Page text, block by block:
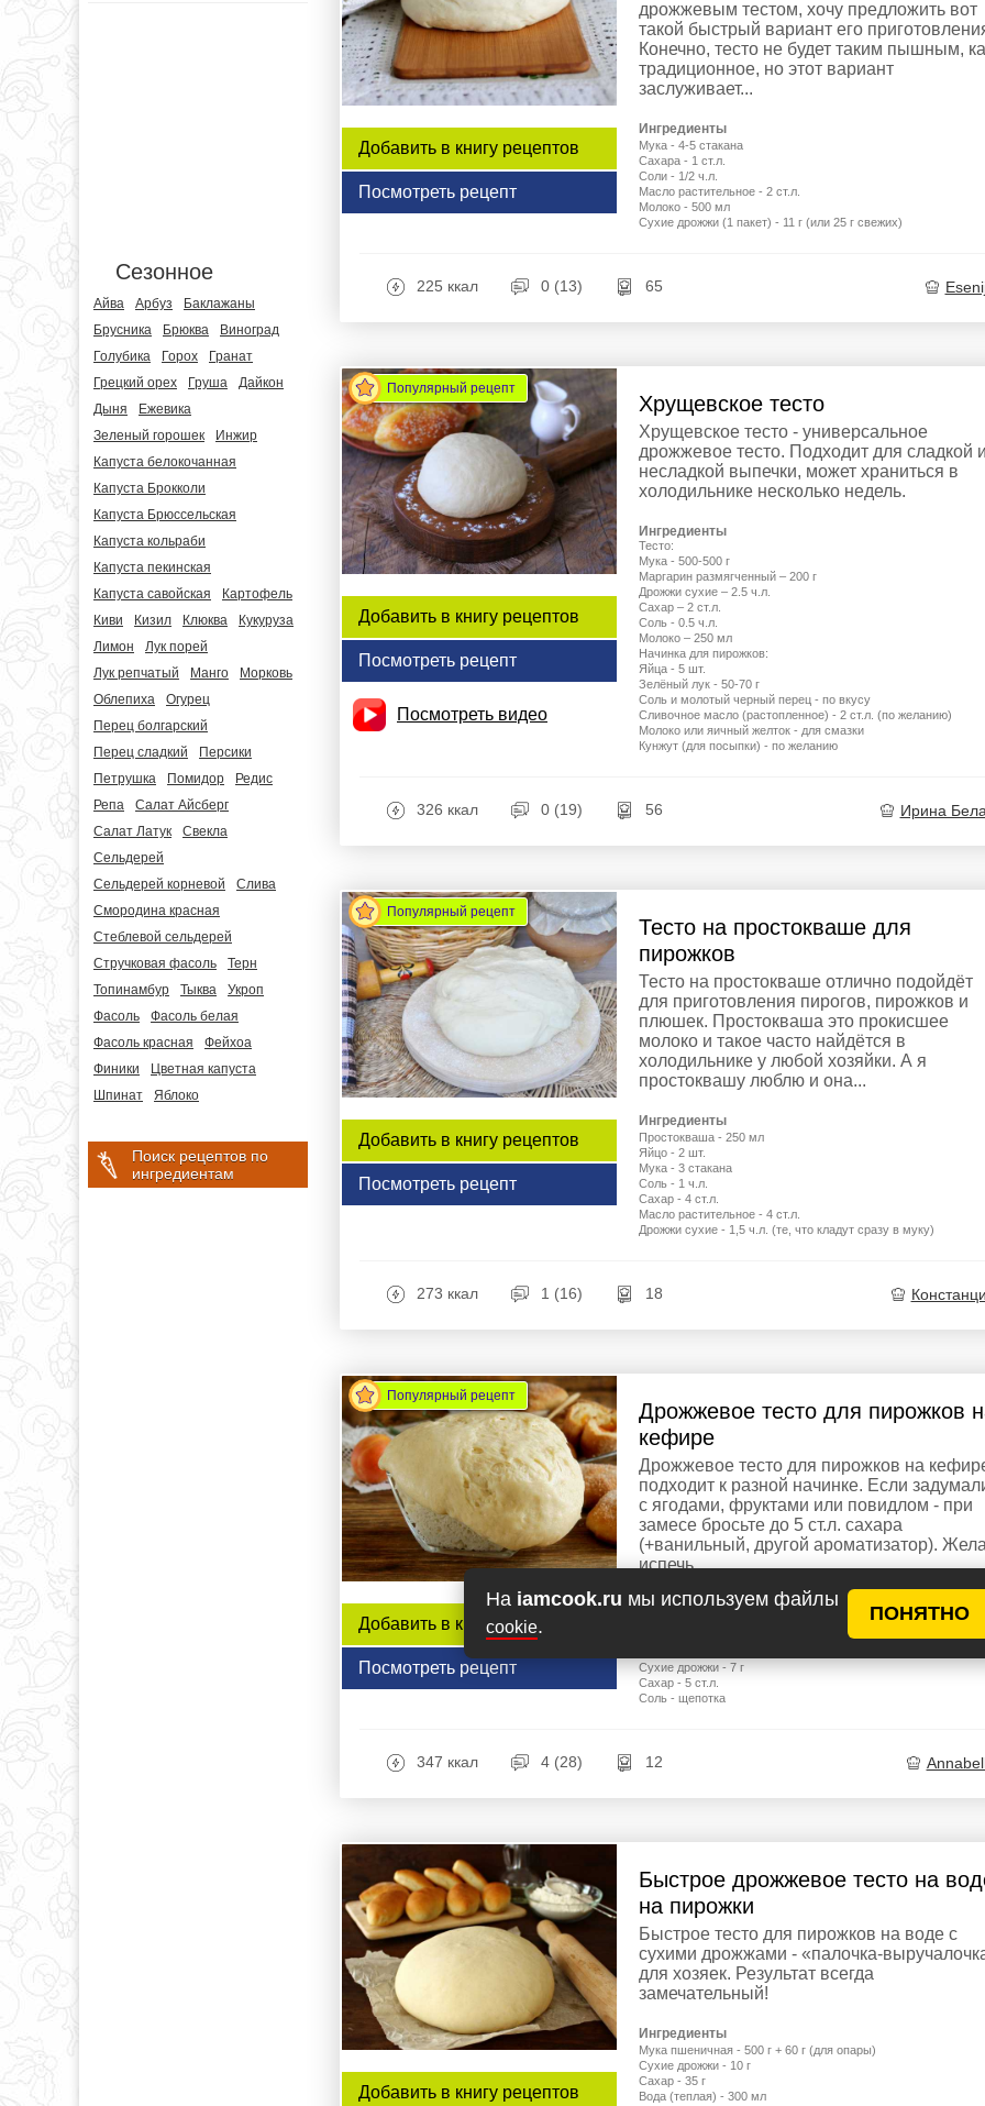
На iamcook.ru мы используем файлы
cookie.
ПОНЯТНО
Сезонное
Айва Арбуз
Баклажаны
Брусника
Брюква
Виноград
Голубика
Горох
Гранат
Грецкий орех
Груша
Дайкон
Дыня
Ежевика
Зеленый горошек
Инжир
Капуста белокочанная
Капуста Брокколи
Капуста Брюссельская
Капуста кольраби
Капуста пекинская
Капуста савойская
Картофель
Киви
Кизил Клюква
Кукуруза
Лимон
Лук порей
Лук репчатый
Манго
Морковь
Облепиха
Огурец
Перец болгарский
Перец сладкий
Персики
Петрушка
Помидор
Редис
Репа
Салат Айсберг
Салат Латук
Свекла
Сельдерей
Сельдерей корневой
Слива
Смородина красная
Стеблевой сельдерей
Стручковая фасоль
Терн
Топинамбур
Тыква
Укроп
Фасоль
Фасоль белая
Фасоль красная
Фейхоа
Финики
Цветная капуста
Шпинат
Яблоко
Поиск рецептов по
ингредиентам
Добавить в книгу рецептов
Посмотреть рецепт
дрожжевым тестом, хочу предложить вот
такой быстрый вариант его
Конечно, тесто не будет таким пышным,
традиционное, но этот вариант
заслуживает...
Ингредиенты
Мука - 4-5 стакана
Сахара - 1 ст.л.
Соли - 1/2 ч.л.
Масло растительное - 2 ст.л.
Молоко - 500 мл
Сухие дрожжи (1 пакет) - 11 г (или 25 г свежих)
225 ккал 0 (13) 65
Популярный рецепт
Добавить в книгу рецептов
Посмотреть рецепт
Посмотреть видео
Хрущевское тесто
Хрущевское тесто - универсальное
дрожжевое тесто. Подходит для сладкой
несладкой выпечки, может храниться в
холодильнике несколько недель.
Ингредиенты
Тесто:
Мука - 500-500 г
Маргарин размягченный – 200 г
Дрожжи сухие – 2.5 ч.л.
Сахар – 2 ст.л.
Соль - 0.5 ч.л.
Молоко – 250 мл
Начинка для пирожков:
Яйца - 5 шт.
Зелёный лук - 50-70 г
Соль и молотый черный перец - по вкусу
Сливочное масло (растопленное) - 2 ст.л. (по желанию)
Молоко или яичный желток - для смазки
Кунжут (для посыпки) - по желанию
326 ккал 0 (19) 56 Ирина
Популярный рецепт
Добавить в книгу рецептов
Посмотреть рецепт
Тесто на простокваше для
пирожков
Тесто на простокваше отлично подойдёт
для приготовления пирогов, пирожков и
плюшек. Простокваша это прокисшее
молоко и такое часто найдётся в
холодильнике у любой хозяйки. А я
простоквашу люблю и она...
Ингредиенты
Простокваша - 250 мл
Яйцо - 2 шт.
Мука - 3 стакана
Соль - 1 ч.л.
Сахар - 4 ст.л.
Масло растительное - 4 ст.л.
Дрожжи сухие - 1,5 ч.л. (те, что кладут сразу в муку)
273 ккал 1 (16) 18
Популярный рецепт
Добавить в книгу рецептов
Посмотреть рецепт
Дрожжевое тесто для пирожков
кефире
Дрожжевое тесто для пирожков на
подходит к разной начинке. Если
с ягодами, фруктами или повидлом - при
замесе бросьте до 5 ст.л. сахара
(+ванильный, другой ароматизатор).
испечь...
Ингредиенты
Сухие дрожжи - 7 г
Сахар - 5 ст.л.
Соль - щепотка
347 ккал 4 (28) 12
Добавить в книгу рецептов
Быстрое дрожжевое тесто на
на пирожки
Быстрое тесто для пирожков на воде с
сухими дрожжами - «палочка-
для хозяек. Результат всегда
замечательный!
Ингредиенты
Мука пшеничная - 500 г + 60 г (для опары)
Сухие дрожжи - 10 г
Сахар - 35 г
Вода (теплая) - 300 мл